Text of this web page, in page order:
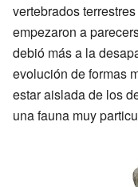
vertebrados
empezaron a
debió más a la
evolución de formas
estar aislada de los
una fauna muy